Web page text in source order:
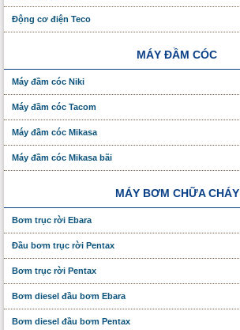
Động cơ điện Teco
MÁY ĐẦM CÓC
Máy đầm cóc Niki
Máy đầm cóc Tacom
Máy đầm cóc Mikasa
Máy đầm cóc Mikasa bãi
MÁY BƠM CHỮA CHÁY
Bơm trục rời Ebara
Đầu bơm trục rời Pentax
Bơm trục rời Pentax
Bơm diesel đầu bơm Ebara
Bơm diesel đầu bơm Pentax